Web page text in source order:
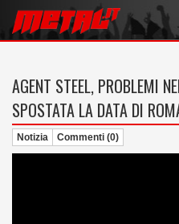
AGENT STEEL, PROBLEMI
SPOSTATA LA DATA DI
Notizia Commenti (0)